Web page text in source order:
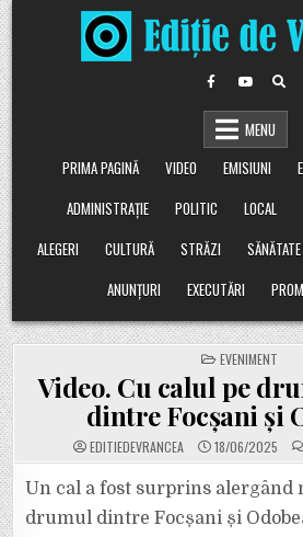
Skip
to
content
MENU
PRIMA PAGINĂ
VIDEO EMISIUNI
ADMINISTRAȚIE
POLITIC LOCAL
ALEGERI
CULTURĂ STRĂZI SĂNĂTATE
ANUNȚURI
EXECUTĂRI
POSTED
IN
EVENIMENT
Video. Cu calul pe
dintre Focșani și
EDITIEDEVRANCEA 18/06/2025
Un cal a fost surprins alergând
drumul dintre Focșani și